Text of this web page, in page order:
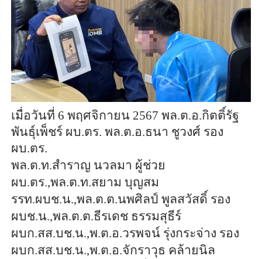
เมื่อวันที่ 6 พฤศจิกายน 2567 พล.ต.อ.กิตติ์รัฐ
พันธุ์เพ็ชร์ ผบ.ตร. พล.ต.อ.ธนา ชูวงศ์ รอง
ผบ.ตร.
พล.ต.ท.สำราญ นวลมา ผู้ช่วย
ผบ.ตร.,พล.ต.ท.สยาม บุญสม
รรท.ผบช.น.,พล.ต.ต.นพศิลป์ พูลสวัสดิ์ รอง
ผบช.น.,พล.ต.ต.ธีรเดช ธรรมสุธีร์
ผบก.สส.บช.น.,พ.ต.อ.วรพจน์ รุ่งกระจ่าง รอง
ผบก.สส.บช.น.,พ.ต.อ.จักราวุธ คล้ายนิล